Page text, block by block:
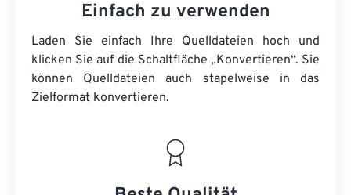
Einfach zu verwenden
Laden Sie einfach Ihre Quelldateien hoch und
klicken Sie auf die Schaltfläche „Konvertieren“. Sie
können Quelldateien auch stapelweise in das
Zielformat konvertieren.